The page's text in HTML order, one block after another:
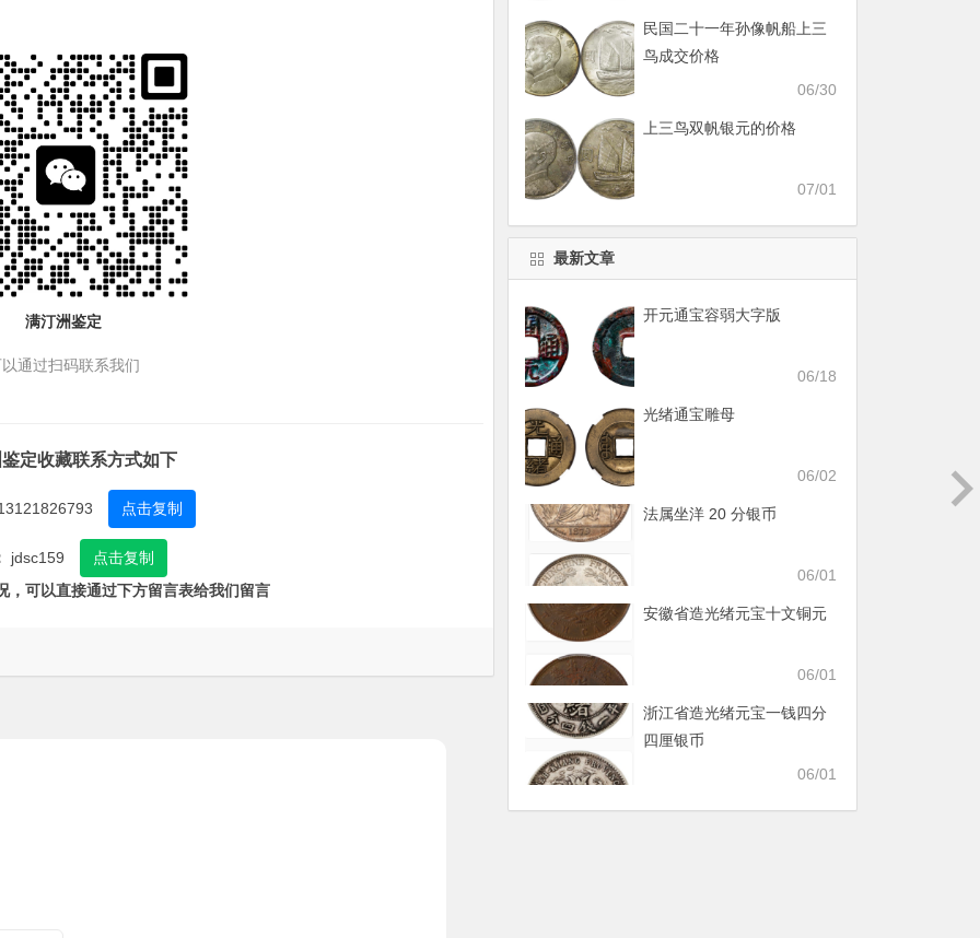
满汀洲鉴定
通过扫码联系我们
定收藏联系方式如下
点击复制
jdsc159
点击复制
，可以直接通过下方留言表给我们留言
民国二十一年孙像帆船上三
鸟成交价格
06/30
上三鸟双帆银元的价格
07/01
最新文章
开元通宝容弱大字版
06/18
光绪通宝雕母
06/02
法属坐洋 20 分银币
06/01
安徽省造光绪元宝十文铜元
06/01
浙江省造光绪元宝一钱四分
四厘银币
06/01